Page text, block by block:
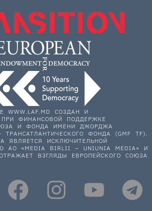
WWW.LAF.MD СОЗДАН И
ФИНАНСОВОЙ ПОДДЕРЖКЕ
И ФОНДА ИМЕНИ ДЖОРДЖА
ФОНДА (GMF TF).
ЯВЛЯЕТСЯ ИСКЛЮЧИТЕЛЬНОЙ
АО «MEDIA BIRLII – UNIUNIA MEDIA» И
ВЗГЛЯДЫ ЕВРОПЕЙСКОГО СОЮЗА